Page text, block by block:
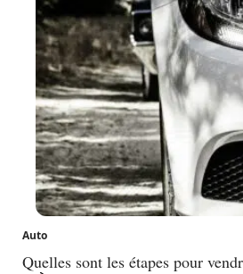
Auto
Quelles sont les étapes pour